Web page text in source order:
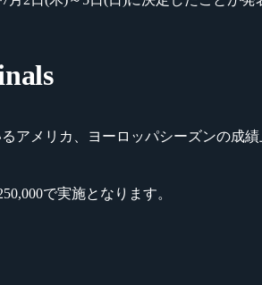
るアメリカ、ヨーロッパシーズンの
で実施となります。